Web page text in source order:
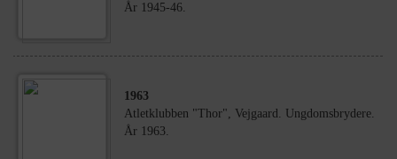
År 1945-46.
1963
Atletklubben "Thor", Vejgaard. Ungdomsbrydere.
År 1963.